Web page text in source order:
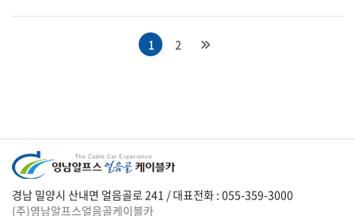
1 2
경남 밀양시 산내면 얼음골로 241 / 대표전화 : 055-359-3000
(주)영남알프스얼음골케이블카